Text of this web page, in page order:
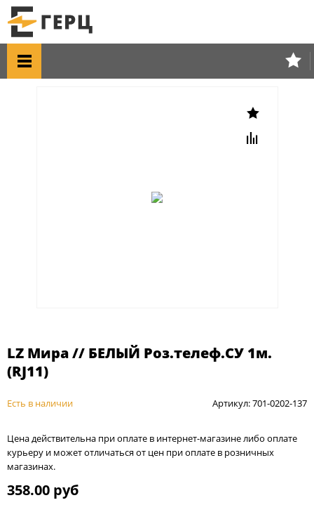
Главная Каталог товаров
LZ Мира // БЕЛЫЙ Роз.телеф.СУ 1м. (RJ11)
LZ Мира // БЕЛЫЙ Роз.телеф.СУ 1м.
(RJ11)
Есть в наличии Артикул: 701-0202-137
Цена действительна при оплате в интернет-магазине либо оплате
курьеру и может отличаться от цен при оплате в розничных
магазинах.
358.00 руб